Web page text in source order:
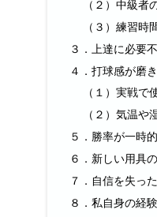
（２）中級者
（３）練習時
３．上達に必要
４．打球感が磨
（１）実戦で
（２）気温や
５．勝率が一時
６．新しい用具
７．自信を失っ
８．私自身の経験